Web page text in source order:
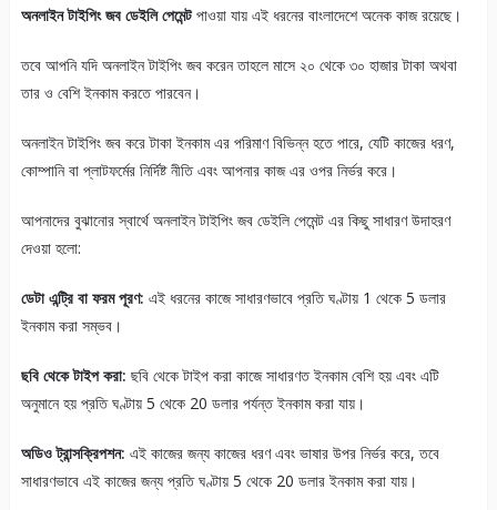
অনলাইন টাইপিং জব ডেইলি পেমেন্টপাওয়া যায় এই ধরনের বাংলাদেশে অনেক কাজ রয়েছে।
তবে আপনি যদি অনলাইন টাইপিং জব করেন তাহলে মাসে ২০ থেকে ৩০ হাজার টাকা অথবা
তার ও বেশি ইনকাম করতে পারবেন।
অনলাইন টাইপিং জব করে টাকা ইনকাম এর পরিমাণ বিভিন্ন হতে পারে, যেটি কাজের ধরণ,
কোম্পানি বা প্লাটফর্মের নির্দিষ্ট নীতি এবং আপনার কাজ এর ওপর নির্ভর করে।
আপনাদের বুঝানোর স্বার্থে অনলাইন টাইপিং জব ডেইলি পেমেন্ট এর কিছু সাধারণ উদাহরণ
দেওয়া হলো:
ডেটা এন্ট্রি বা ফরম পূরণ: এই ধরনের কাজে সাধারণভাবে প্রতি ঘণ্টায় 1 থেকে 5 ডলার
ইনকাম করা সম্ভব।
ছবি থেকে টাইপ করা: ছবি থেকে টাইপ করা কাজে সাধারণত ইনকাম বেশি হয় এবং এটি
অনুমানে হয় প্রতি ঘণ্টায় 5 থেকে 20 ডলার পর্যন্ত ইনকাম করা যায়।
অডিও ট্রান্সক্রিপশন: এই কাজের জন্য কাজের ধরণ এবং ভাষার উপর নির্ভর করে, তবে
সাধারণভাবে এই কাজের জন্য প্রতি ঘণ্টায় 5 থেকে 20 ডলার ইনকাম করা যায়।